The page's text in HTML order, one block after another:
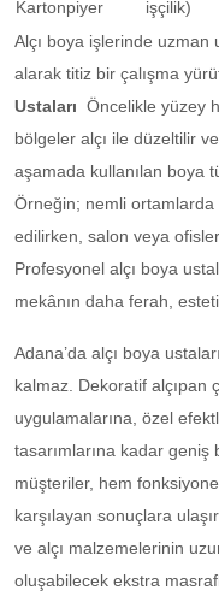
Kartonpiyer
işçilik)
Alçı boya işlerinde
alarak titiz bir çalışma
Ustaları Öncelikle yüzey
bölgeler alçı ile düzeltilir
aşamada kullanılan boya
Örneğin; nemli
edilirken, salon veya
Profesyonel alçı boya
mekânın daha ferah,
Adana’da alçı boya
kalmaz. Dekoratif alçıpan
uygulamalarına, özel
tasarımlarına kadar
müşteriler, hem
karşılayan sonuçlara
ve alçı malzemelerinin
oluşabilecek ekstra